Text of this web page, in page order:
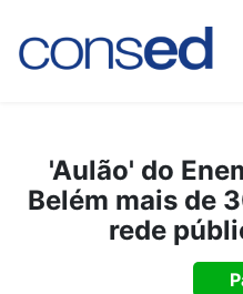
'Aulão' do
Belém mais de
rede